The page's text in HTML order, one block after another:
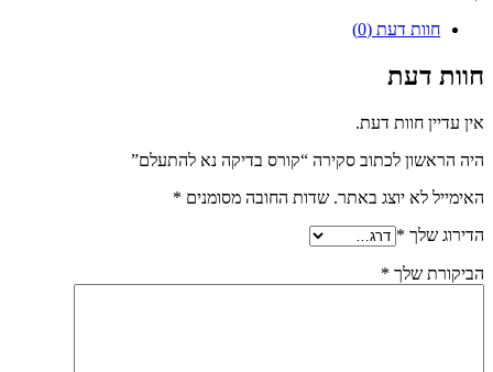
חוות דעת (0)
חוות דעת
אין עדיין חוות דעת.
היה הראשון לכתוב סקירה “קורס בדיקה נא להתעלם”
האימייל לא יוצג באתר. שדות החובה מסומנים *
הדירוג שלך *
הביקורת שלך *